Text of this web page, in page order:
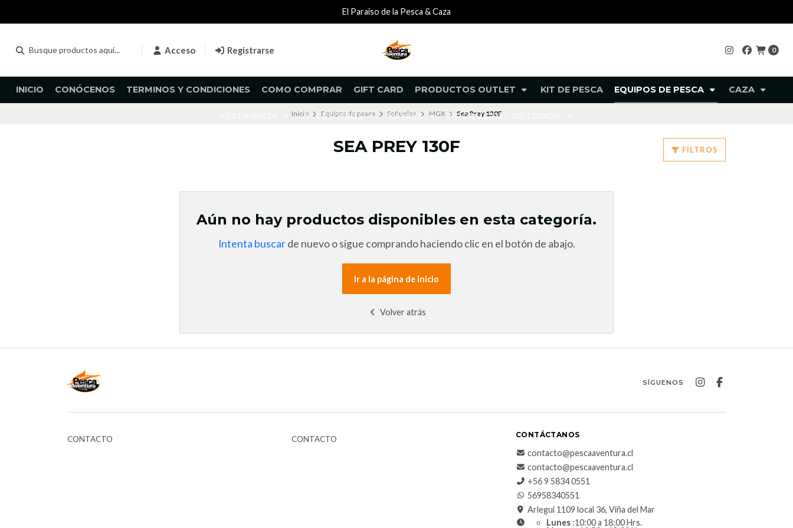
Acceso Registrarse 0
INICIO CONÓCENOS TERMINOS Y CONDICIONES COMO COMPRAR GIFT CARD PRODUCTOS OUTLET KIT DE PESCA EQUIPOS DE PESCA CAZA
ACCESORIOS KAYAKS PRODUCTOS OUTDOOR
El Paraiso de la Pesca & Caza
Inicio Equipos de pesca Señuelos MGX Sea Prey 130F
SEA PREY 130F FILTROS
Aún no hay productos disponibles en esta categoría.
Intenta buscarde nuevo o sigue comprando haciendo clic en el botón de abajo.
Ir a la página de inicio
Volver atrás
SÍGUENOS
CONTACTO CONTACTO CONTÁCTANOS
contacto@pescaaventura.cl
contacto@pescaaventura.cl
+56 9 5834 0551
56958340551
Arlegui 1109 local 36, Viña del Mar
Lunes :10:00 a 18:00 Hrs.